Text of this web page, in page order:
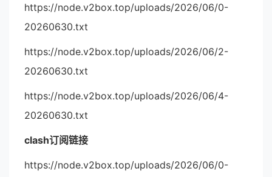
https://node.v2box.top/uploads/2026/06/0-
20260630.txt
https://node.v2box.top/uploads/2026/06/2-
20260630.txt
https://node.v2box.top/uploads/2026/06/4-
20260630.txt
clash订阅链接
https://node.v2box.top/uploads/2026/06/0-